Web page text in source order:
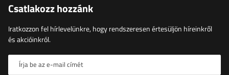
Csatlakozz hozzánk
Iratkozzon fel hírlevelünkre, hogy rendszeresen értesüljön híreinkről
és akcióinkról.
Írja be az e-mail címét